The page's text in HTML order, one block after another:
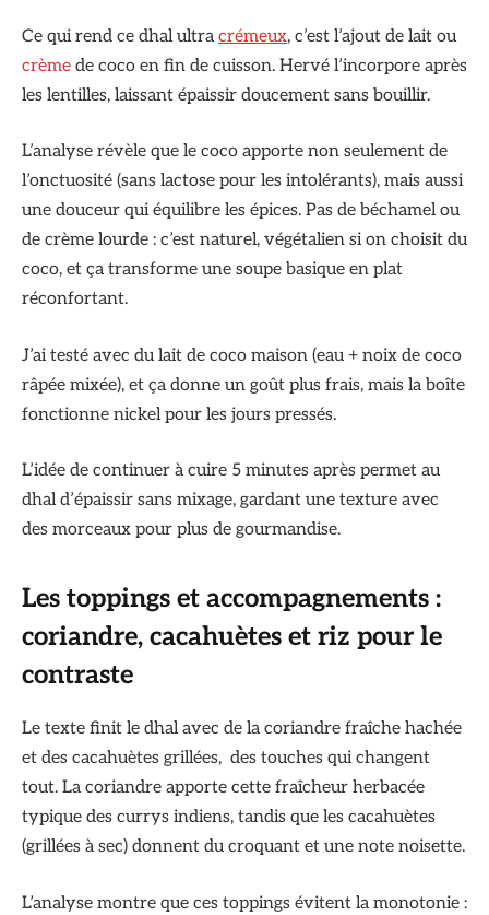
Ce qui rend ce dhal ultra crémeux, c’est l’ajout de lait ou
crème de coco en fin de cuisson. Hervé l’incorpore après
les lentilles, laissant épaissir doucement sans bouillir.
L’analyse révèle que le coco apporte non seulement de
l’onctuosité (sans lactose pour les intolérants), mais aussi
une douceur qui équilibre les épices. Pas de béchamel ou
de crème lourde : c’est naturel, végétalien si on choisit du
coco, et ça transforme une soupe basique en plat
réconfortant.
J’ai testé avec du lait de coco maison (eau + noix de coco
râpée mixée), et ça donne un goût plus frais, mais la boîte
fonctionne nickel pour les jours pressés.
L’idée de continuer à cuire 5 minutes après permet au
dhal d’épaissir sans mixage, gardant une texture avec
des morceaux pour plus de gourmandise.
Les toppings et accompagnements :
coriandre, cacahuètes et riz pour le
contraste
Le texte finit le dhal avec de la coriandre fraîche hachée
et des cacahuètes grillées, des touches qui changent
tout. La coriandre apporte cette fraîcheur herbacée
typique des currys indiens, tandis que les cacahuètes
(grillées à sec) donnent du croquant et une note noisette.
L’analyse montre que ces toppings évitent la monotonie :